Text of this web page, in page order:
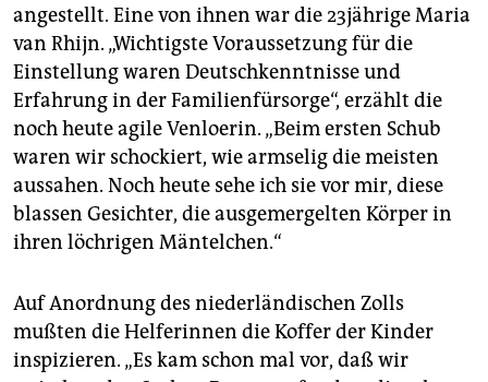
angestellt. Eine von ihnen war die 23jährige Maria
van Rhijn. „Wichtigste Voraussetzung für die
Einstellung waren Deutschkenntnisse und
Erfahrung in der Familienfürsorge“, erzählt die
noch heute agile Venloerin. „Beim ersten Schub
waren wir schockiert, wie armselig die meisten
aussahen. Noch heute sehe ich sie vor mir, diese
blassen Gesichter, die ausgemergelten Körper in
ihren löchrigen Mäntelchen.“
Auf Anordnung des niederländischen Zolls
mußten die Helferinnen die Koffer der Kinder
inspizieren. „Es kam schon mal vor, daß wir